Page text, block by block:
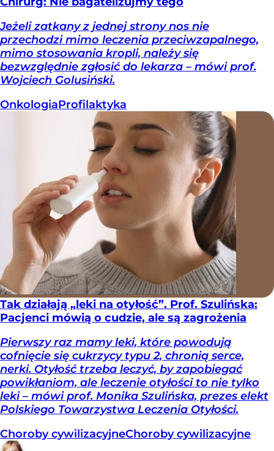
Jeżeli zatkany z jednej strony nos nie
przechodzi mimo leczenia przeciwzapalnego,
mimo stosowania kropli, należy się
bezwzględnie zgłosić do lekarza – mówi prof.
Wojciech Golusiński.
OnkologiaProfilaktyka
Tak działają „leki na otyłość”. Prof. Szulińska:
Pacjenci mówią o cudzie, ale są zagrożenia
Pierwszy raz mamy leki, które powodują
cofnięcie się cukrzycy typu 2, chronią serce,
nerki. Otyłość trzeba leczyć, by zapobiegać
powikłaniom, ale leczenie otyłości to nie tylko
leki – mówi prof. Monika Szulińska, prezes elekt
Polskiego Towarzystwa Leczenia Otyłości.
Choroby cywilizacyjneChoroby cywilizacyjne